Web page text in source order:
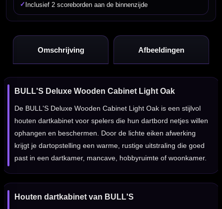
✓ Inclusief 2 scoreborden aan de binnenzijde
Omschrijving Afbeeldingen
BULL'S Deluxe Wooden Cabinet Light Oak
De BULL'S Deluxe Wooden Cabinet Light Oak is een stijlvol
houten dartkabinet voor spelers die hun dartbord netjes willen
ophangen en beschermen. Door de lichte eiken afwerking
krijgt je dartopstelling een warme, rustige uitstraling die goed
past in een dartkamer, mancave, hobbyruimte of woonkamer.
Houten dartkabinet van BULL'S